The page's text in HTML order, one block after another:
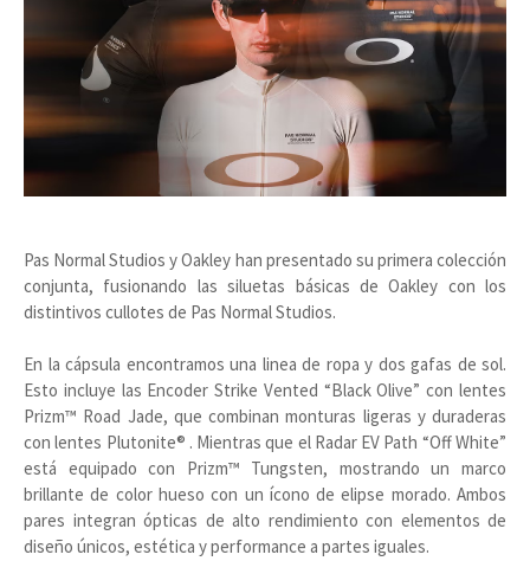
Pas Normal Studios y Oakley han presentado su primera colección
conjunta, fusionando las siluetas básicas de Oakley con los
distintivos cullotes de Pas Normal Studios.
En la cápsula encontramos una linea de ropa y dos gafas de sol.
Esto incluye las Encoder Strike Vented “Black Olive” con lentes
Prizm™ Road Jade, que combinan monturas ligeras y duraderas
con lentes Plutonite® . Mientras que el Radar EV Path “Off White”
está equipado con Prizm™ Tungsten, mostrando un marco
brillante de color hueso con un ícono de elipse morado. Ambos
pares integran ópticas de alto rendimiento con elementos de
diseño únicos, estética y performance a partes iguales.